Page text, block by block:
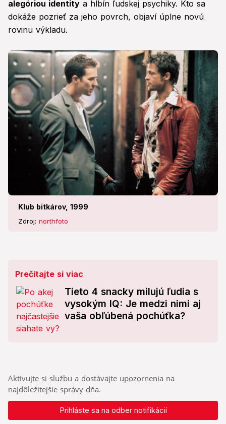
alegóriou identity a hlbín ľudskej psychiky. Kto sa
dokáže pozrieť za jeho povrch, objaví úplne novú
rovinu výkladu.
Klub bitkárov, 1999
Zdroj: northfoto
Prečítajte si viac
Tieto 4 snacky milujú ľudia s
vysokým IQ: Je medzi nimi aj
vaša obľúbená pochúťka?
Aktivujte si službu a dostávajte upozornenia na
najdôležitejšie správy dňa.
Prihláste sa na odber notifikácií